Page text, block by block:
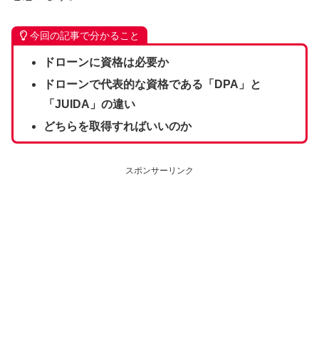
今回の記事で分かること
ドローンに資格は必要か
ドローンで代表的な資格である「DPA」と
「JUIDA」の違い
どちらを取得すればいいのか
スポンサーリンク